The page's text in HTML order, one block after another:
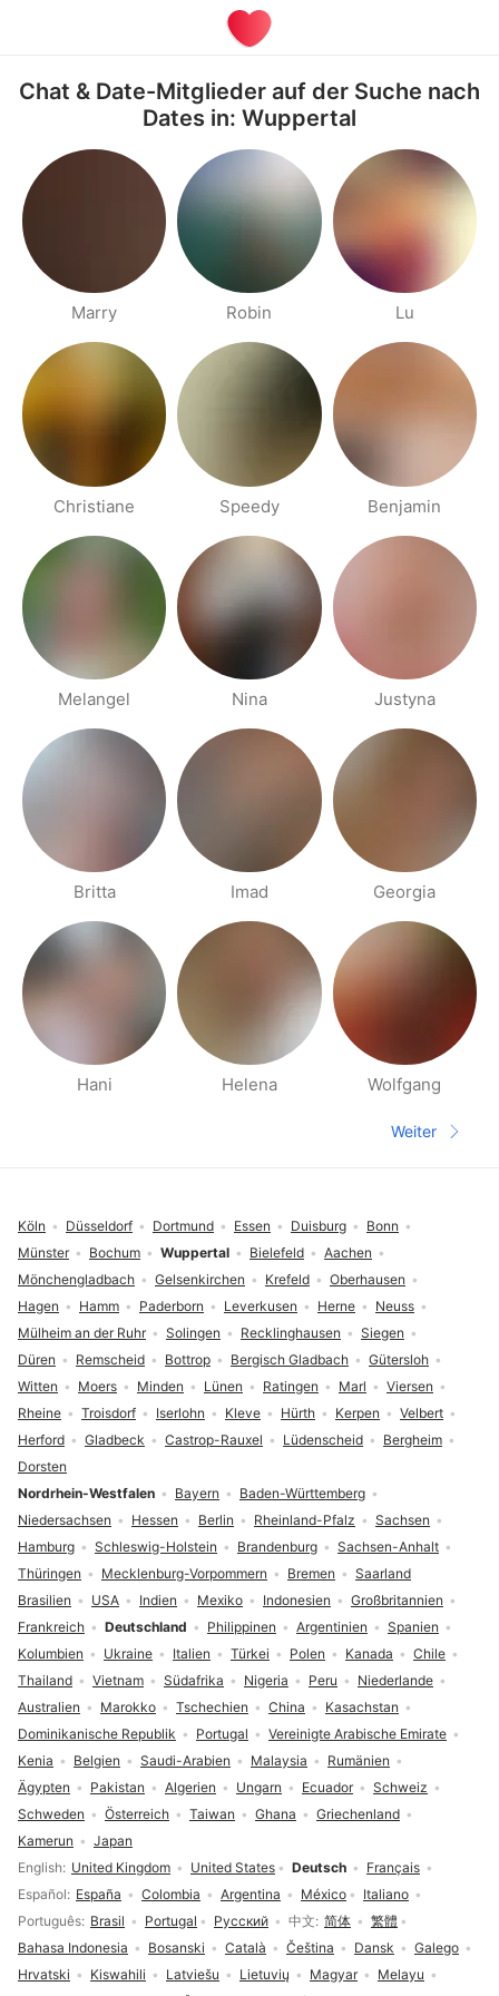
Chat & Date-Mitglieder auf der Suche nach
Dates in: Wuppertal
Marry Robin Lu
Christiane Speedy Benjamin
Melangel Nina Justyna
Britta Imad Georgia
Hani Helena Wolfgang
Nächste
Weiter
Sprachauswahl
English United Kingdom United States Deutsch
Français
Español
España Colombia Argentina México
Italiano
Português Brasil Portugal Русский 中文 简体
繁體
Bahasa Indonesia
Bosanski Català Čeština Dansk
Galego
Hrvatski
Kiswahili Latviešu Lietuvių Magyar
Melayu
Brasilien USA Indien Mexiko Indonesien
Großbritannien
Frankreich
Deutschland Philippinen Argentinien
Spanien
Kolumbien
Ukraine Italien Türkei Polen Kanada
Chile
Thailand
Vietnam Südafrika Nigeria Peru
Niederlande
Australien
Marokko Tschechien China
Kasachstan
Dominikanische Republik
Portugal
Vereinigte Arabische Emirate
Kenia
Belgien Saudi-Arabien Malaysia
Rumänien
Ägypten
Pakistan Algerien Ungarn Ecuador
Schweiz
Schweden
Österreich Taiwan Ghana
Griechenland
Kamerun
Japan
Nordrhein-Westfalen Bayern
Baden-Württemberg
Niedersachsen
Hessen Berlin Rheinland-Pfalz
Sachsen
Hamburg
Schleswig-Holstein Brandenburg
Sachsen-Anhalt
Thüringen
Mecklenburg-Vorpommern Bremen Saarland
Köln Düsseldorf Dortmund Essen Duisburg
Bonn
Münster
Bochum Wuppertal Bielefeld
Aachen
Mönchengladbach
Gelsenkirchen Krefeld
Oberhausen
Hagen
Hamm Paderborn Leverkusen Herne
Neuss
Mülheim an der Ruhr
Solingen Recklinghausen
Siegen
Düren
Remscheid Bottrop Bergisch Gladbach
Gütersloh
Witten
Moers Minden Lünen Ratingen Marl
Viersen
Rheine
Troisdorf Iserlohn Kleve Hürth Kerpen
Velbert
Herford
Gladbeck Castrop-Rauxel Lüdenscheid
Bergheim
Dorsten